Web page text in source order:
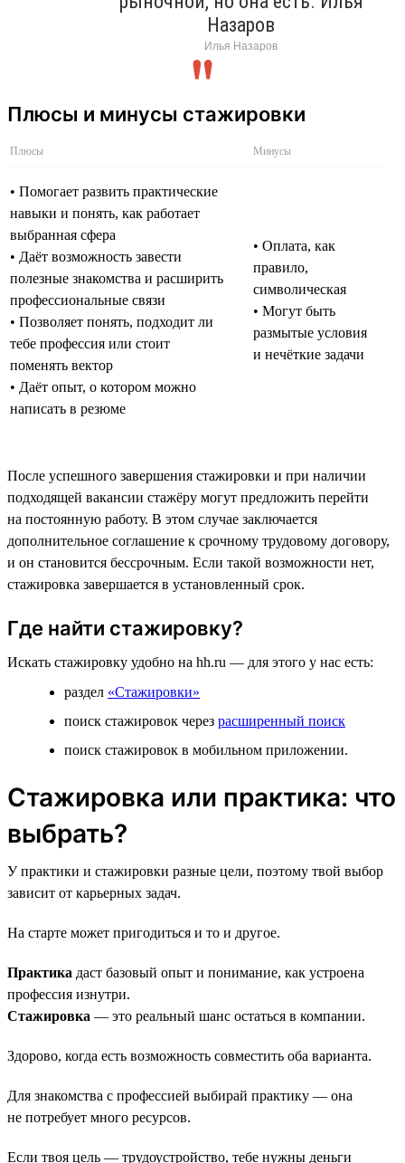
Назаров
Илья Назаров
Плюсы и минусы стажировки
Плюсы Минусы
• Помогает развить практические
навыки и понять, как работает
выбранная сфера
• Даёт возможность завести
полезные знакомства и расширить
профессиональные связи
• Позволяет понять, подходит ли
тебе профессия или стоит
поменять вектор
• Даёт опыт, о котором можно
написать в резюме
• Оплата, как
правило,
символическая
• Могут быть
размытые условия
и нечёткие задачи
После успешного завершения стажировки и при наличии
подходящей вакансии стажёру могут предложить перейти
на постоянную работу. В этом случае заключается
дополнительное соглашение к срочному трудовому договору,
и он становится бессрочным. Если такой возможности нет,
стажировка завершается в установленный срок.
Где найти стажировку?
Искать стажировку удобно на hh.ru — для этого у нас есть:
раздел «Стажировки»
поиск стажировок через расширенный поиск
поиск стажировок в мобильном приложении.
Стажировка или практика: что
выбрать?
У практики и стажировки разные цели, поэтому твой выбор
зависит от карьерных задач.
На старте может пригодиться и то и другое.
Практика даст базовый опыт и понимание, как устроена
профессия изнутри.
Стажировка — это реальный шанс остаться в компании.
Здорово, когда есть возможность совместить оба варианта.
Для знакомства с профессией выбирай практику — она
не потребует много ресурсов.
Если твоя цель — трудоустройство, тебе нужны деньги